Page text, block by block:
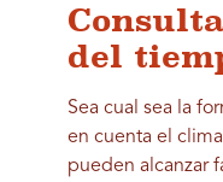
del
Sea cual sea la
en cuenta el
pueden alcanzar